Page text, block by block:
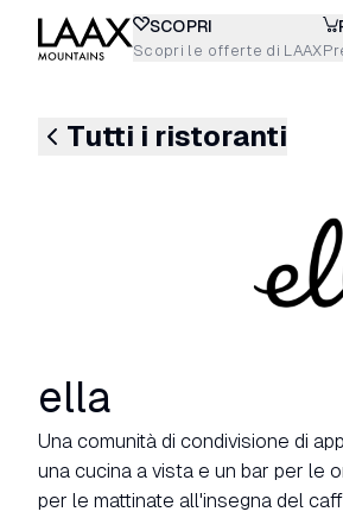
SCOPRI
Scopri le offerte di LAAX
Tutti i ristoranti
ella
Una comunità di condivisione di
una cucina a vista e un bar per le
per le mattinate all'insegna del